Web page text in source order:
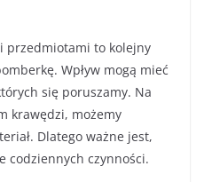
przedmiotami to kolejny
Wpływ mogą mieć
się poruszamy. Na
krawędzi, możemy
Dlatego ważne jest,
codziennych czynności.